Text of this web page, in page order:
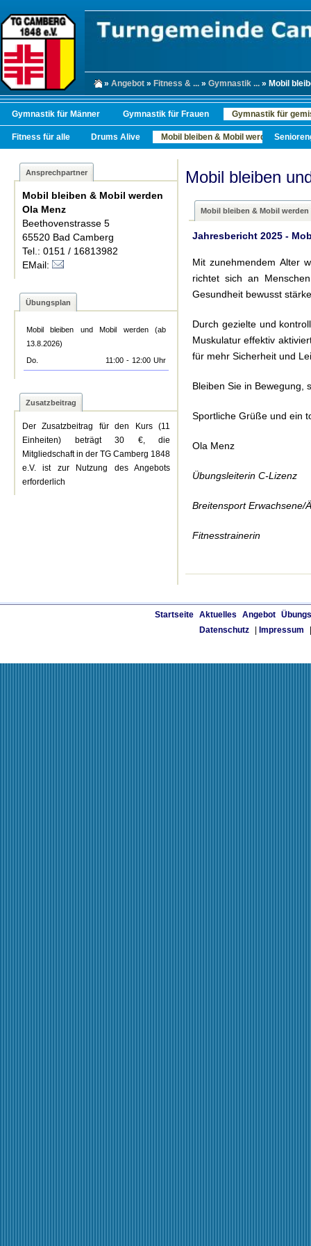
» Angebot » Fitness & ... » Gymnastik ... » Mobil
Gymnastik für Männer Gymnastik für Frauen Gymnastik für
Fitness für alle Drums Alive Mobil bleiben & Mobil werden
Ansprechpartner
Mobil bleiben & Mobil werden
Ola Menz
Beethovenstrasse 5
65520 Bad Camberg
Tel.: 0151 / 16813982
EMail:
Übungsplan
Mobil bleiben und Mobil werden (ab
13.8.2026)
Do.
11:00 - 12:00 Uhr
Zusatzbeitrag
Der Zusatzbeitrag für den Kurs (11
Einheiten) beträgt 30 €, die
Mitgliedschaft in der TG Camberg 1848
e.V. ist zur Nutzung des Angebots
erforderlich
Mobil bleiben
Mobil bleiben & Mobil werden
Jahresbericht 2025 -
Mit zunehmendem Alter
richtet sich an
Gesundheit bewusst
Durch gezielte und
Muskulatur effektiv
für mehr Sicherheit und
Bleiben Sie in Bewegung,
Sportliche Grüße und ein
Ola Menz
Übungsleiterin C-Lizenz
Breitensport Erwachsene/
Fitnesstrainerin
Startseite Aktuelles Angebot
Datenschutz
Impressum